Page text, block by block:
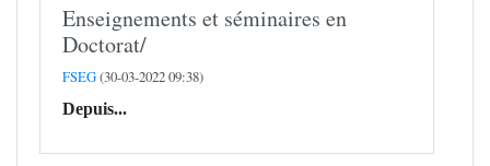
Enseignements et séminaires en
Doctorat/
FSEG(30-03-2022 09:38)
Depuis...